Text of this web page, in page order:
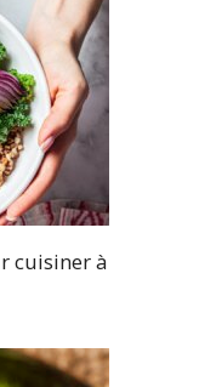
cuisiner à